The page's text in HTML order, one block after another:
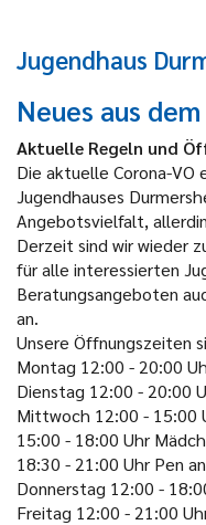
Jugendhaus
Neues aus
Aktuelle Regeln und
Die aktuelle Corona-
Jugendhauses
Angebotsvielfalt,
Derzeit sind wir wieder
für alle interessierten
Beratungsangeboten
an.
Unsere Öffnungszeiten
Montag 12:00 - 20:00
Dienstag 12:00 - 20:00
Mittwoch 12:00 - 15:00
15:00 - 18:00 Uhr
18:30 - 21:00 Uhr Pen
Donnerstag 12:00 -
Freitag 12:00 - 21:00